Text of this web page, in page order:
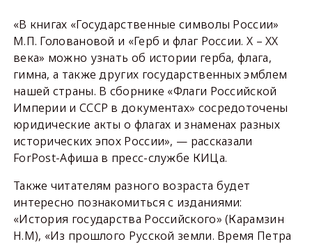
«В книгах «Государственные символы России»
М.П. Головановой и «Герб и флаг России. X – XX
века» можно узнать об истории герба, флага,
гимна, а также других государственных эмблем
нашей страны. В сборнике «Флаги Российской
Империи и СССР в документах» сосредоточены
юридические акты о флагах и знаменах разных
исторических эпох России», — рассказали
ForPost-Афиша в пресс-службе КИЦа.
Также читателям разного возраста будет
интересно познакомиться с изданиями:
«История государства Российского» (Карамзин
Н.М), «Из прошлого Русской земли. Время Петра